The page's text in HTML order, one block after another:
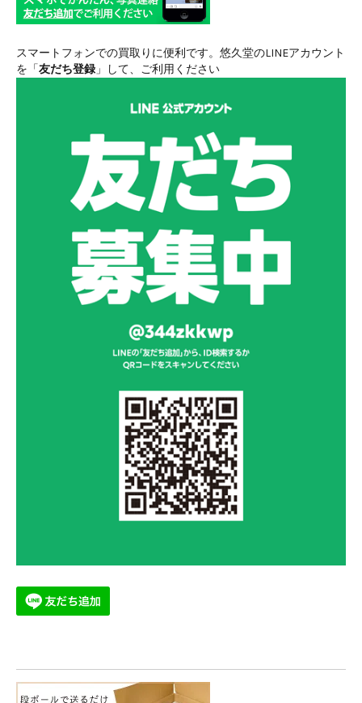
スマートフォンでの買取りに便利です。悠久堂のLINEアカウント
を「友だち登録 」して、ご利用ください